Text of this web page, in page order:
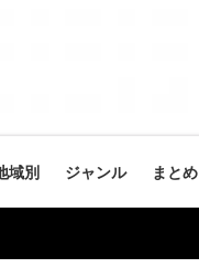
域別 ジャンル まとめ